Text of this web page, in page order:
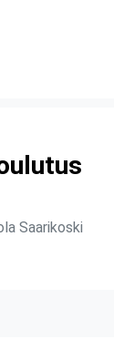
Saarikoski